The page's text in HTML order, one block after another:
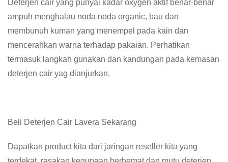
Deterjen cair yang punyai kadar oxygen aktif benar-benar
ampuh menghalau noda noda organic, bau dan
membunuh kuman yang menempel pada kain dan
mencerahkan warna terhadap pakaian. Perhatikan
termasuk langkah gunakan dan kandungan pada kemasan
deterjen cair yag dianjurkan.
Beli Deterjen Cair Lavera Sekarang
Dapatkan product kita dari jaringan reseller kita yang